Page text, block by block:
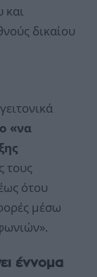
και
δικαίου
«να
τους
ότου
μέσω
έννομα